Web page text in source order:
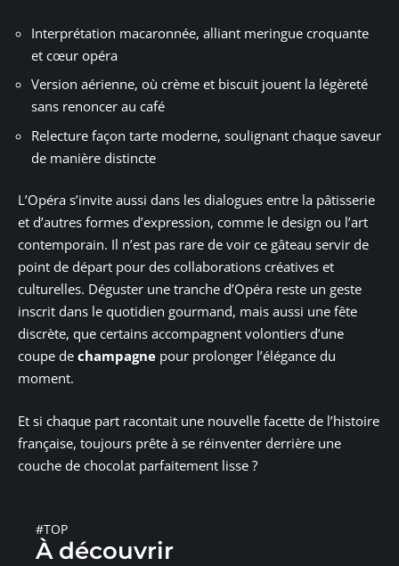
Interprétation macaronnée, alliant meringue croquante
et cœur opéra
Version aérienne, où crème et biscuit jouent la légèreté
sans renoncer au café
Relecture façon tarte moderne, soulignant chaque saveur
de manière distincte
L’Opéra s’invite aussi dans les dialogues entre la pâtisserie
et d’autres formes d’expression, comme le design ou l’art
contemporain. Il n’est pas rare de voir ce gâteau servir de
point de départ pour des collaborations créatives et
culturelles. Déguster une tranche d’Opéra reste un geste
inscrit dans le quotidien gourmand, mais aussi une fête
discrète, que certains accompagnent volontiers d’une
coupe de champagne pour prolonger l’élégance du
moment.
Et si chaque part racontait une nouvelle facette de l’histoire
française, toujours prête à se réinventer derrière une
couche de chocolat parfaitement lisse ?
#TOP
À découvrir